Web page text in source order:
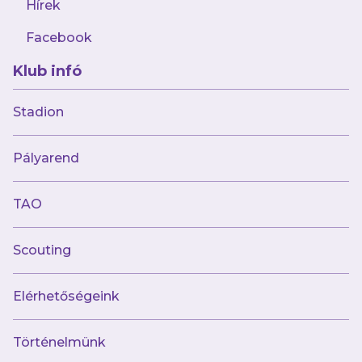
Hírek
Facebook
Klub infó
Stadion
Pályarend
TAO
Scouting
Elérhetőségeink
Történelmünk
– Ősszel több játékosunk is játszott mindkét
csapatban, de egyáltalán nem az előnyszerzés
lányok, akiknek így volt kényelmesebb
időbeosztás szempontjából. Télen viszont az
játékosok, akik a Fehér csapatba vannak
Lila csapatban és fordítva. Ezért úgy osztottuk
bajnokságában.